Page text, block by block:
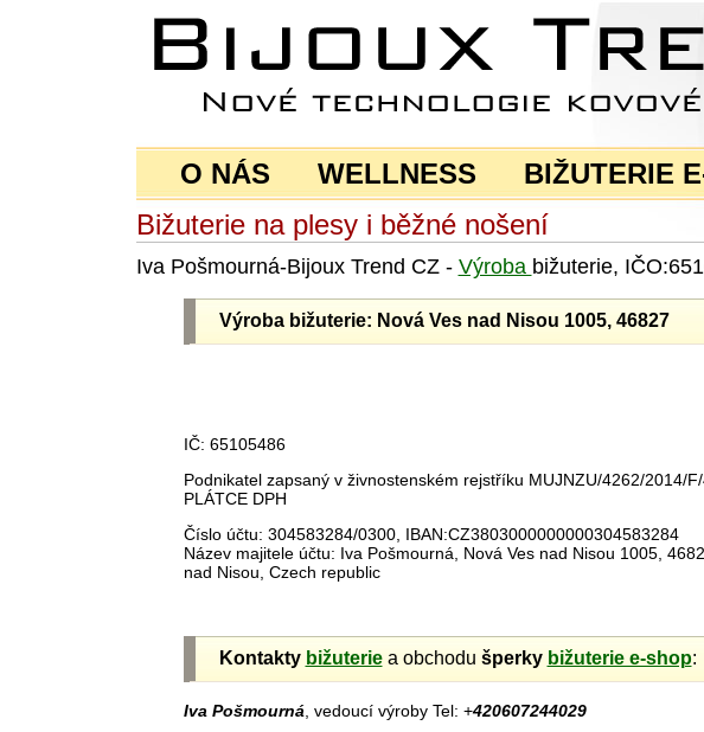
O NÁS WELLNESS BIŽUTERIE
Bižuterie na plesy i běžné nošení
Iva Pošmourná-Bijoux Trend CZ - Výroba bižuterie,
Výroba bižuterie: Nová Ves nad Nisou 1005, 46827
IČ: 65105486
Podnikatel zapsaný v živnostenském rejstříku MUJNZU/4262/2014/
PLÁTCE DPH
Číslo účtu: 304583284/0300, IBAN:CZ3803000000000304583284
Název majitele účtu: Iva Pošmourná, Nová Ves nad Nisou 1005,
nad Nisou, Czech republic
Kontakty bižuteriea obchodu šperky bižuterie e-shop:
Iva Pošmourná, vedoucí výroby Tel: +420607244029